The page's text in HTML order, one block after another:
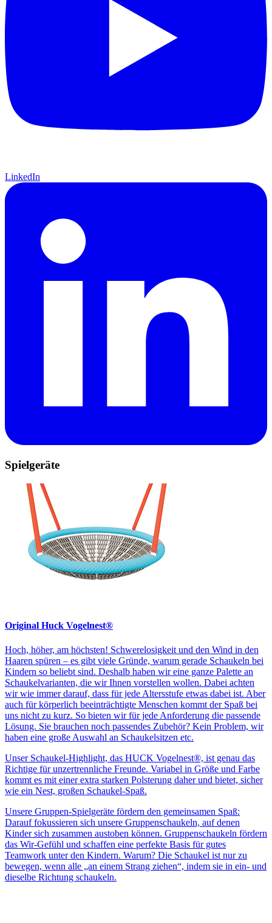
LinkedIn
Spielgeräte
Original Huck Vogelnest®
Hoch, höher, am höchsten! Schwerelosigkeit und den Wind in den
Haaren spüren – es gibt viele Gründe, warum gerade Schaukeln bei
Kindern so beliebt sind. Deshalb haben wir eine ganze Palette an
Schaukelvarianten, die wir Ihnen vorstellen wollen. Dabei achten
wir wie immer darauf, dass für jede Altersstufe etwas dabei ist. Aber
auch für körperlich beeinträchtigte Menschen kommt der Spaß bei
uns nicht zu kurz. So bieten wir für jede Anforderung die passende
Lösung. Sie brauchen noch passendes Zubehör? Kein Problem, wir
haben eine große Auswahl an Schaukelsitzen etc.
Unser Schaukel-Highlight, das HUCK Vogelnest®, ist genau das
Richtige für unzertrennliche Freunde. Variabel in Größe und Farbe
kommt es mit einer extra starken Polsterung daher und bietet, sicher
wie ein Nest, großen Schaukel-Spaß.
Unsere Gruppen-Spielgeräte fördern den gemeinsamen Spaß:
Darauf fokussieren sich unsere Gruppenschaukeln, auf denen
Kinder sich zusammen austoben können. Gruppenschaukeln fördern
das Wir-Gefühl und schaffen eine perfekte Basis für gutes
Teamwork unter den Kindern. Warum? Die Schaukel ist nur zu
bewegen, wenn alle „an einem Strang ziehen“, indem sie in ein- und
dieselbe Richtung schaukeln.